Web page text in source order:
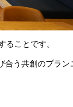
ることです。
う共創のプラ